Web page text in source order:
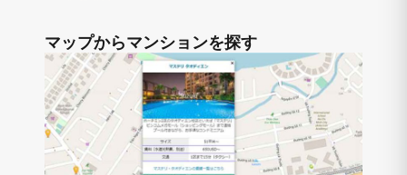
マップからマンションを探す